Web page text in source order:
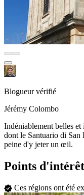
Blogueur vérifié
Jérémy Colombo
Indéniablement belles
dont le Santuario di San
peine d'y jeter un œil.
Points
Ces régions ont été